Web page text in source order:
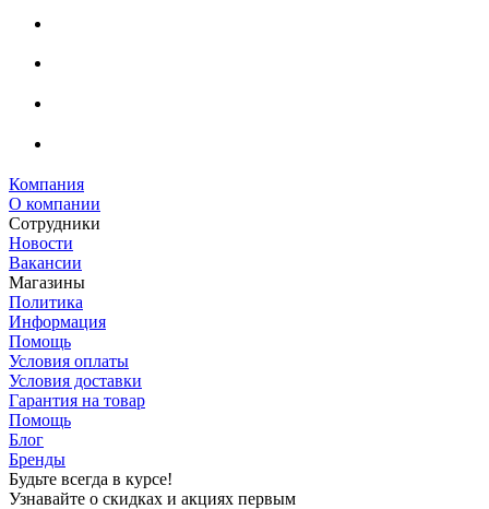
Компания
О компании
Сотрудники
Новости
Вакансии
Магазины
Политика
Информация
Помощь
Условия оплаты
Условия доставки
Гарантия на товар
Помощь
Блог
Бренды
Будьте всегда в курсе!
Узнавайте о скидках и акциях первым